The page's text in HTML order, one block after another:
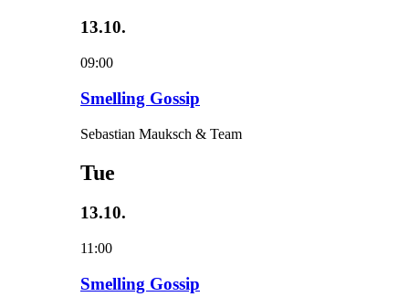
13.10.
09:00
Smelling Gossip
Sebastian Mauksch & Team
Tue
13.10.
11:00
Smelling Gossip